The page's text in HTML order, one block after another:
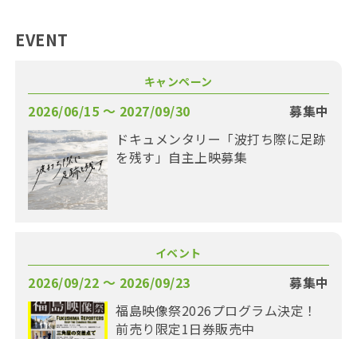
EVENT
キャンペーン
2026/06/15 〜 2027/09/30
募集中
ドキュメンタリー「波打ち際に足跡
を残す」自主上映募集
イベント
2026/09/22 〜 2026/09/23
募集中
福島映像祭2026プログラム決定！
前売り限定1日券販売中